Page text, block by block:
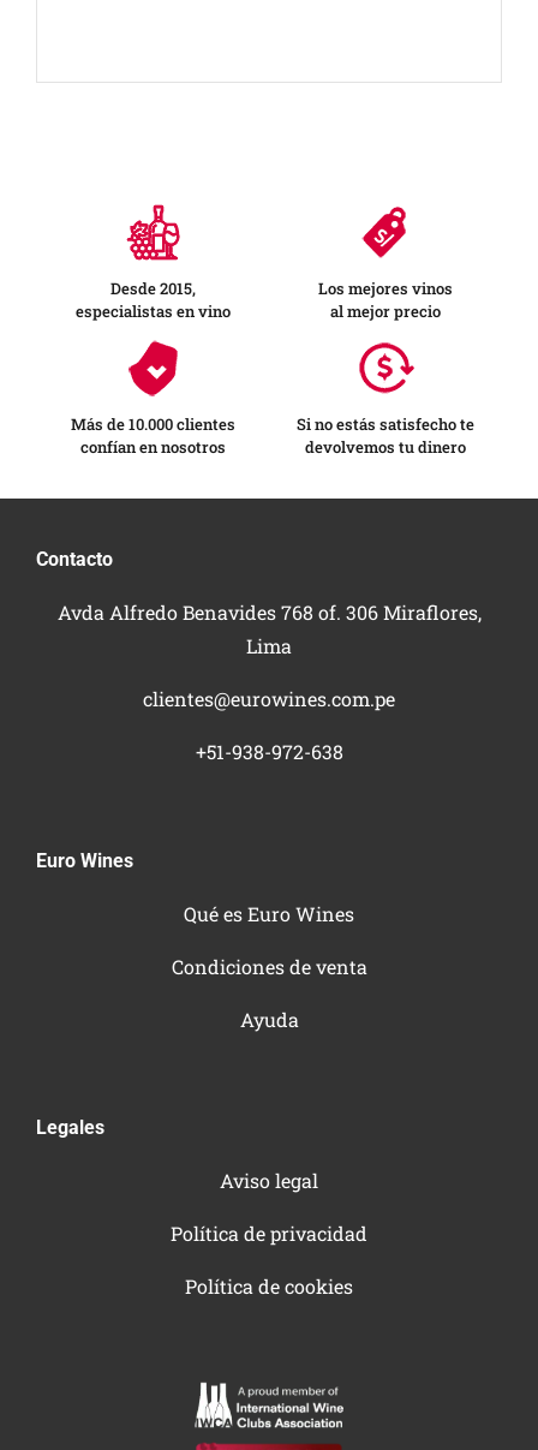
Desde 2015,
especialistas en vino
Los mejores vinos
al mejor precio
Más de 10.000 clientes
confían en nosotros
Si no estás satisfecho te
devolvemos tu dinero
Contacto
Avda Alfredo Benavides 768 of. 306 Miraflores,
Lima
clientes@eurowines.com.pe
+51-938-972-638
Euro Wines
Qué es Euro Wines
Condiciones de venta
Ayuda
Legales
Aviso legal
Política de privacidad
Política de cookies